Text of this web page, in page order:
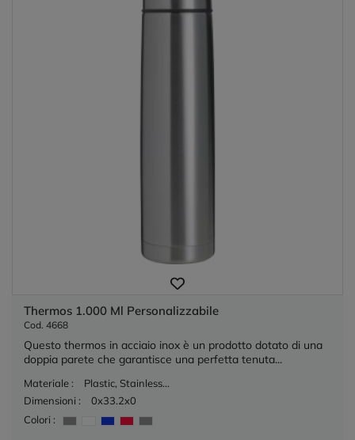
Thermos 1.000 Ml Personalizzabile
Cod. 4668
Questo thermos in acciaio inox è un prodotto dotato di una
doppia parete che garantisce una perfetta tenuta...
Materiale :
Plastic, Stainless...
Dimensioni :
0x33.2x0
Colori :